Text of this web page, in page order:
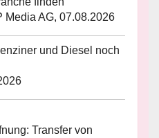
Media AG, 07.08.2026
und Diesel noch
Transfer von